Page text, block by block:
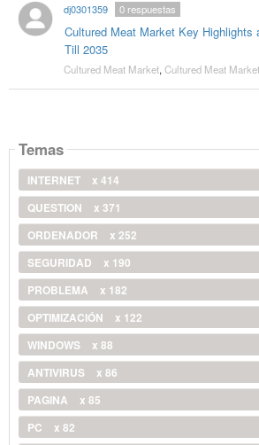
dj0301359
Cultured Meat Market Key Highlights
Till 2035
0respuestas
Cultured Meat Market, Cultured Meat
Temas
INTERNET
x 414
QUESTION
x 371
ORDENADOR
x 252
SEGURIDAD
x 190
PROBLEMA
x 182
OPTIMIZACIÓN
x 122
WINDOWS
x 88
ANTIVIRUS
x 86
PAGINA
x 85
PC
x 82